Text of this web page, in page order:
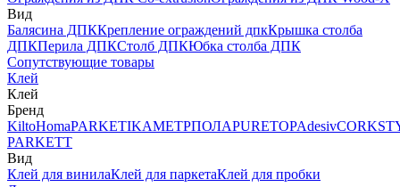
Вид
Балясина ДПККрепление ограждений дпкКрышка столба
ДПКПерила ДПКСтолб ДПКЮбка столба ДПК
Сопутствующие товары
Клей
Клей
Бренд
KiltoHomaPARKETIKAМЕТРПОЛАPURETOPAdesiv
PARKETT
Вид
Клей для винилаКлей для паркетаКлей для пробки